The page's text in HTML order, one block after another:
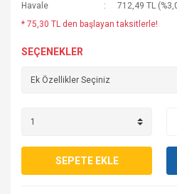
Havale
712,49 TL
* 75,30 TL den başlayan taksitlerle!
SEÇENEKLER
SEPETE EKLE